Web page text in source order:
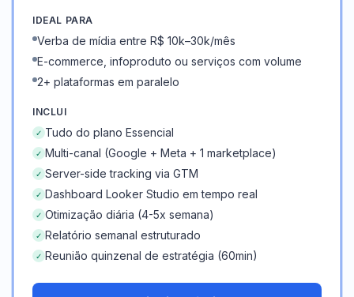
IDEAL PARA
Verba de mídia entre R$ 10k–30k/mês
E-commerce, infoproduto ou serviços com volume
2+ plataformas em paralelo
INCLUI
✓ Tudo do plano Essencial
✓ Multi-canal (Google + Meta + 1 marketplace)
✓ Server-side tracking via GTM
✓ Dashboard Looker Studio em tempo real
✓ Otimização diária (4-5x semana)
✓ Relatório semanal estruturado
✓ Reunião quinzenal de estratégia (60min)